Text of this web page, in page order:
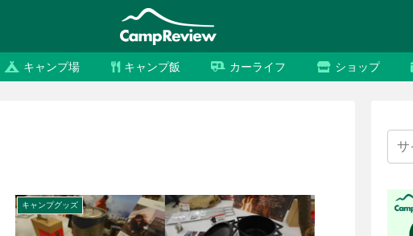
キャンプ場 キャンプ飯 カーライフ ショップ
キャンプグッズ